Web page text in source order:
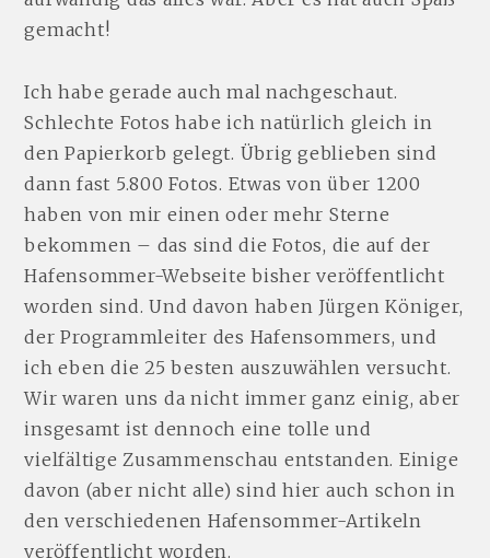
gemacht!
Ich habe gerade auch mal nachgeschaut.
Schlechte Fotos habe ich natürlich gleich in
den Papierkorb gelegt. Übrig geblieben sind
dann fast 5.800 Fotos. Etwas von über 1200
haben von mir einen oder mehr Sterne
bekommen – das sind die Fotos, die auf der
Hafensommer-Webseite bisher veröffentlicht
worden sind. Und davon haben Jürgen Königer,
der Programmleiter des Hafensommers, und
ich eben die 25 besten auszuwählen versucht.
Wir waren uns da nicht immer ganz einig, aber
insgesamt ist dennoch eine tolle und
vielfältige Zusammenschau entstanden. Einige
davon (aber nicht alle) sind hier auch schon in
den verschiedenen Hafensommer-Artikeln
veröffentlicht worden.